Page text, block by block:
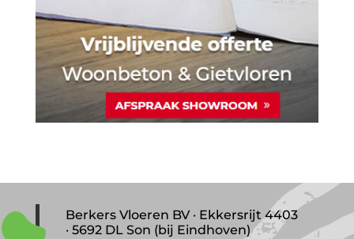
Berkers Vloeren BV · Ekkersrijt 4403
· 5692 DL Son (bij Eindhoven)